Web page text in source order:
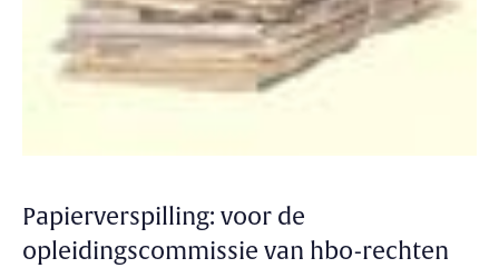
Papierverspilling: voor de
opleidingscommissie van hbo-rechten